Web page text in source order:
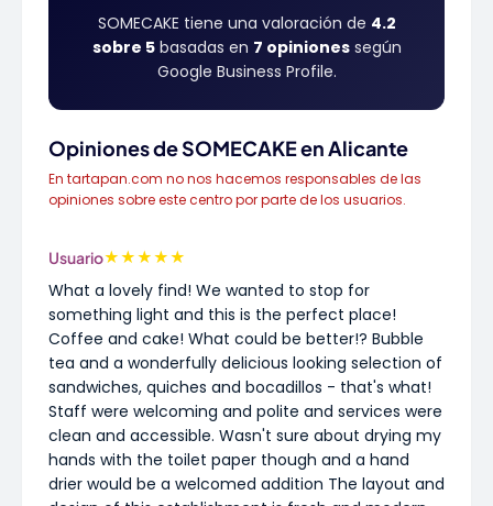
SOMECAKE tiene una valoración de 4.2
sobre 5basadas en 7 opinionessegún
Google Business Profile.
Opiniones de SOMECAKE en Alicante
En tartapan.com no nos hacemos responsables de las
opiniones sobre este centro por parte de los usuarios.
Usuario★★★★★
What a lovely find! We wanted to stop for
something light and this is the perfect place!
Coffee and cake! What could be better!? Bubble
tea and a wonderfully delicious looking selection of
sandwiches, quiches and bocadillos - that's what!
Staff were welcoming and polite and services were
clean and accessible. Wasn't sure about drying my
hands with the toilet paper though and a hand
drier would be a welcomed addition The layout and